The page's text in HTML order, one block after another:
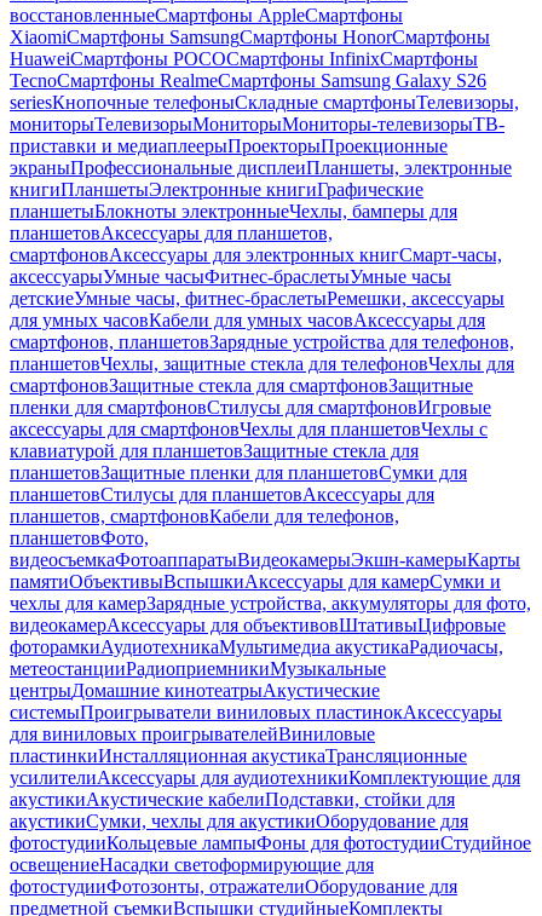
восстановленныеСмартфоны AppleСмартфоны
XiaomiСмартфоны SamsungСмартфоны HonorСмартфоны
HuaweiСмартфоны POCOСмартфоны InfinixСмартфоны
TecnoСмартфоны RealmeСмартфоны Samsung Galaxy S26
seriesКнопочные телефоныСкладные смартфоныТелевизоры,
мониторыТелевизорыМониторыМониторы-телевизорыТВ-
приставки и медиаплеерыПроекторыПроекционные
экраныПрофессиональные дисплеиПланшеты, электронные
книгиПланшетыЭлектронные книгиГрафические
планшетыБлокноты электронныеЧехлы, бамперы для
планшетовАксессуары для планшетов,
смартфоновАксессуары для электронных книгСмарт-часы,
аксессуарыУмные часыФитнес-браслетыУмные часы
детскиеУмные часы, фитнес-браслетыРемешки, аксессуары
для умных часовКабели для умных часовАксессуары для
смартфонов, планшетовЗарядные устройства для телефонов,
планшетовЧехлы, защитные стекла для телефоновЧехлы для
смартфоновЗащитные стекла для смартфоновЗащитные
пленки для смартфоновСтилусы для смартфоновИгровые
аксессуары для смартфоновЧехлы для планшетовЧехлы с
клавиатурой для планшетовЗащитные стекла для
планшетовЗащитные пленки для планшетовСумки для
планшетовСтилусы для планшетовАксессуары для
планшетов, смартфоновКабели для телефонов,
планшетовФото,
видеосъемкаФотоаппаратыВидеокамерыЭкшн-камерыКарты
памятиОбъективыВспышкиАксессуары для камерСумки и
чехлы для камерЗарядные устройства, аккумуляторы для фото,
видеокамерАксессуары для объективовШтативыЦифровые
фоторамкиАудиотехникаМультимедиа акустикаРадиочасы,
метеостанцииРадиоприемникиМузыкальные
центрыДомашние кинотеатрыАкустические
системыПроигрыватели виниловых пластинокАксессуары
для виниловых проигрывателейВиниловые
пластинкиИнсталляционная акустикаТрансляционные
усилителиАксессуары для аудиотехникиКомплектующие для
акустикиАкустические кабелиПодставки, стойки для
акустикиСумки, чехлы для акустикиОборудование для
фотостудииКольцевые лампыФоны для фотостудииСтудийное
освещениеНасадки светоформирующие для
фотостудииФотозонты, отражателиОборудование для
предметной съемкиВспышки студийныеКомплекты